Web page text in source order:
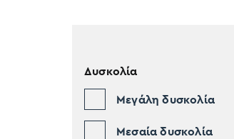
Δυσκολία
Μεγάλη δυσκολία
Μεσαία δυσκολία